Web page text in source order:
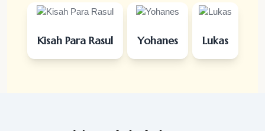
Kisah Para Rasul Yohanes Lukas